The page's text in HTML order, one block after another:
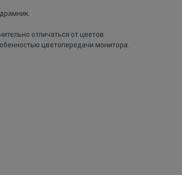
отличаться от цветов
цветопередачи монитора.